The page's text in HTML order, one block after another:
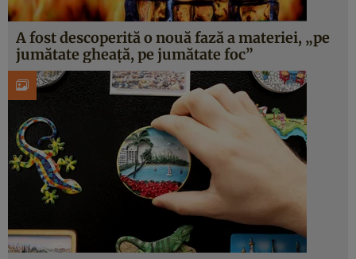
A fost descoperită o nouă fază a materiei, „pe
jumătate gheață, pe jumătate foc”